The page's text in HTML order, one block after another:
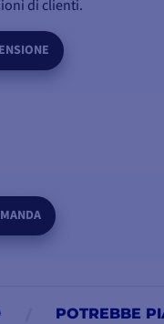
di clienti.
POTREBBE